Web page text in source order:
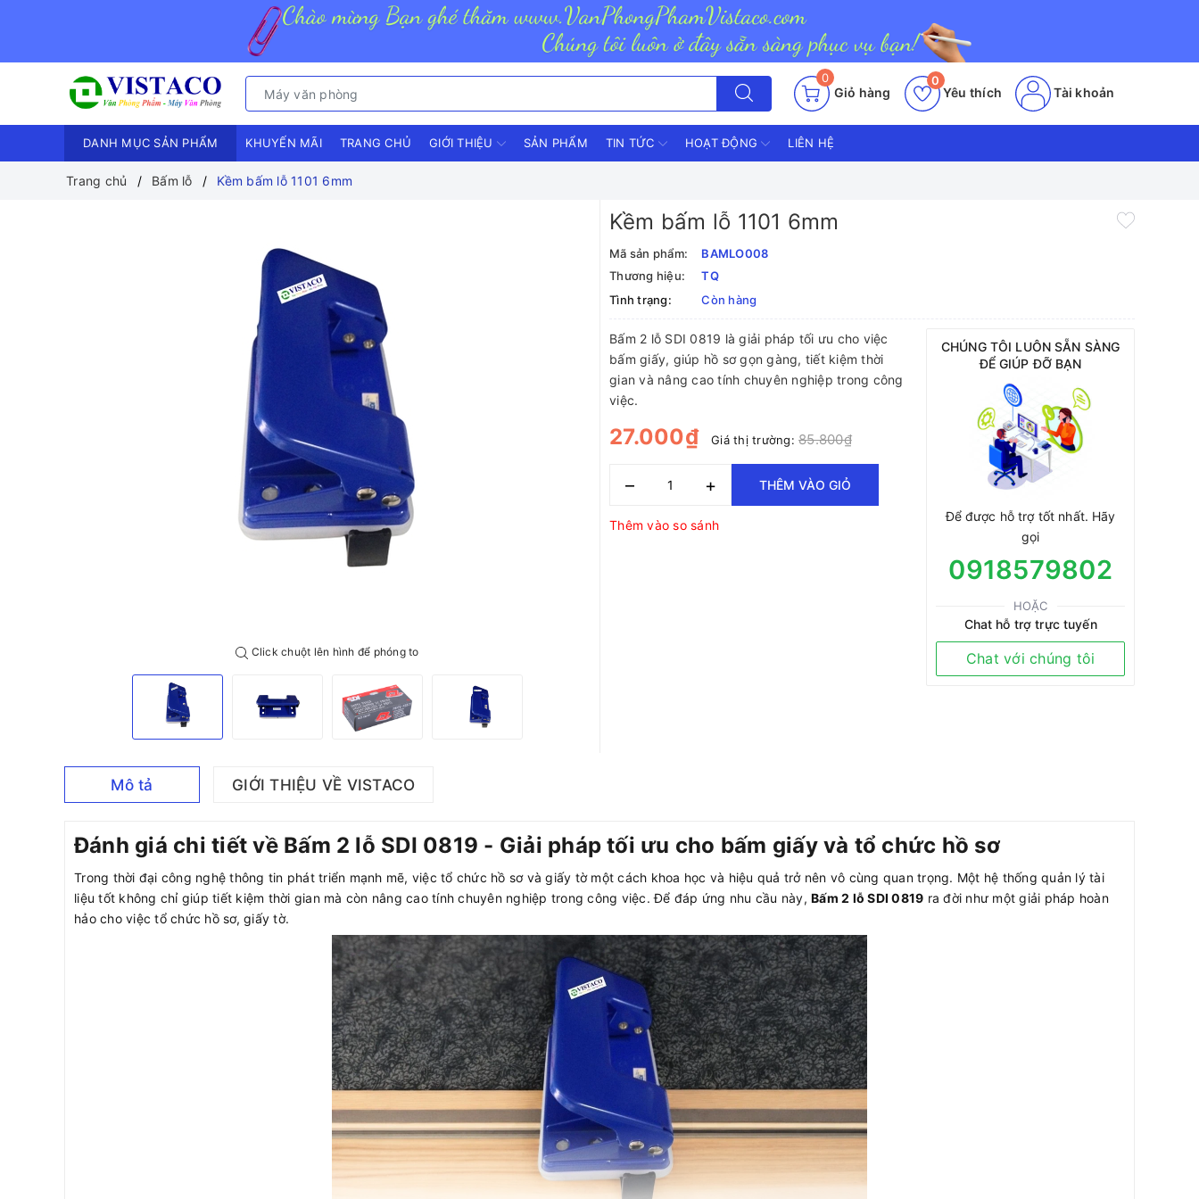
0
Giỏ hàng Yêu thích
0
Tài khoản
DANH MỤC SẢN PHẨM KHUYẾN MÃI TRANG CHỦ GIỚI THIỆU SẢN PHẨM TIN TỨC HOẠT ĐỘNG LIÊN HỆ
Trang chủ Bấm lỗ Kềm bấm lỗ 1101 6mm
Click chuột lên hình để phóng to
Kềm bấm lỗ 1101 6mm
Mã sản phẩm:
BAMLO008
Thương hiệu:
TQ
Tình trạng:
Còn hàng
Bấm 2 lỗ SDI 0819 là giải pháp tối ưu cho việc
bấm giấy, giúp hồ sơ gọn gàng, tiết kiệm thời
gian và nâng cao tính chuyên nghiệp trong công
việc.
27.000₫ Giá thị trường: 85.800₫
– + THÊM VÀO GIỎ
Thêm vào so sánh
CHÚNG TÔI LUÔN SẴN SÀNG
ĐỂ GIÚP ĐỠ BẠN
Để được hỗ trợ tốt nhất. Hãy
gọi
0918579802
HOẶC
Chat hỗ trợ trực tuyến
Chat với chúng tôi
Mô tả GIỚI THIỆU VỀ VISTACO
Đánh giá chi tiết về Bấm 2 lỗ SDI 0819 - Giải pháp tối ưu cho bấm giấy và tổ chức hồ sơ
Trong thời đại công nghệ thông tin phát triển mạnh mẽ, việc tổ chức hồ sơ và giấy tờ một cách khoa học và hiệu quả trở nên vô cùng quan trọng. Một hệ thống quản lý tài
liệu tốt không chỉ giúp tiết kiệm thời gian mà còn nâng cao tính chuyên nghiệp trong công việc. Để đáp ứng nhu cầu này, Bấm 2 lỗ SDI 0819 ra đời như một giải pháp hoàn
hảo cho việc tổ chức hồ sơ, giấy tờ.